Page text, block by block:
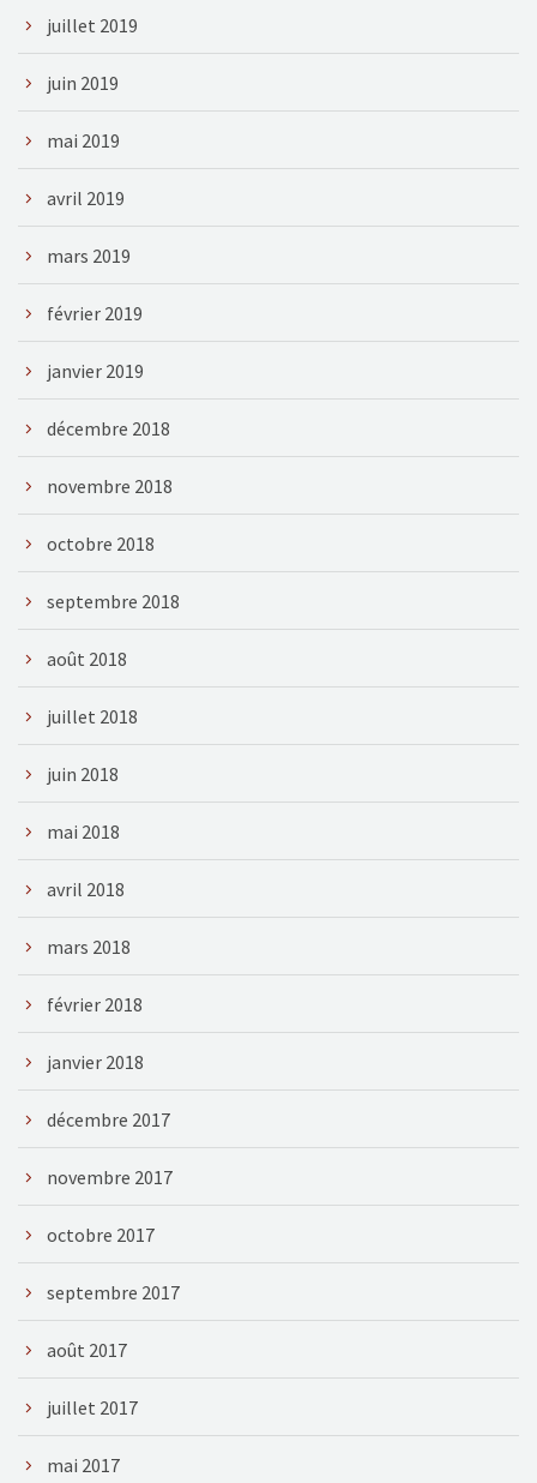
juillet 2019
juin 2019
mai 2019
avril 2019
mars 2019
février 2019
janvier 2019
décembre 2018
novembre 2018
octobre 2018
septembre 2018
août 2018
juillet 2018
juin 2018
mai 2018
avril 2018
mars 2018
février 2018
janvier 2018
décembre 2017
novembre 2017
octobre 2017
septembre 2017
août 2017
juillet 2017
mai 2017